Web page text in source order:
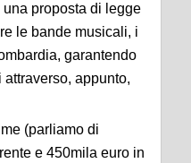
proposta di legge
le bande musicali, i
garantendo
appunto,
(parliamo di
e 450mila euro in